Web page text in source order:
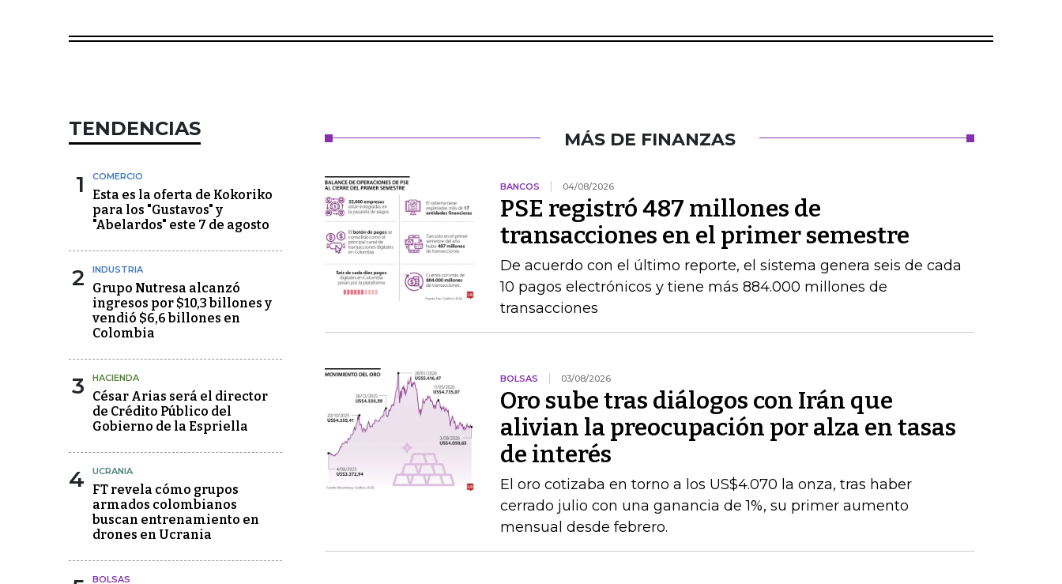
TENDENCIAS
1 COMERCIO
Esta es la oferta de Kokoriko
para los "Gustavos" y
"Abelardos" este 7 de agosto
2 INDUSTRIA
Grupo Nutresa alcanzó
ingresos por $10,3 billones y
vendió $6,6 billones en
Colombia
3 HACIENDA
César Arias será el director
de Crédito Público del
Gobierno de la Espriella
4 UCRANIA
FT revela cómo grupos
armados colombianos
buscan entrenamiento en
drones en Ucrania
BOLSAS
MÁS DE FINANZAS
BANCOS 04/08/2026
PSE registró 487 millones de
transacciones en el primer semestre
De acuerdo con el último reporte, el sistema genera seis de cada
10 pagos electrónicos y tiene más 884.000 millones de
transacciones
BOLSAS 03/08/2026
Oro sube tras diálogos con Irán que
alivian la preocupación por alza en tasas
de interés
El oro cotizaba en torno a los US$4.070 la onza, tras haber
cerrado julio con una ganancia de 1%, su primer aumento
mensual desde febrero.